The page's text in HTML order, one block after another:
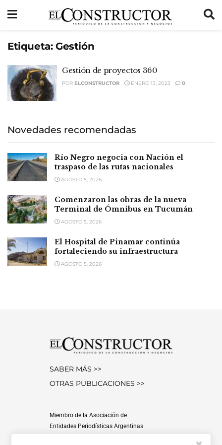
Etiqueta: Gestión
Gestión de proyectos 360
POR ELCONSTRUCTOR ENERO 13, 2023 0
Novedades recomendadas
Río Negro negocia con Nación el
traspaso de las rutas nacionales
AGOSTO 5, 2026
Comenzaron las obras de la nueva
Terminal de Ómnibus en Tucumán
AGOSTO 5, 2026
El Hospital de Pinamar continúa
fortaleciendo su infraestructura
AGOSTO 5, 2026
SABER MÁS >>
OTRAS PUBLICACIONES >>
Miembro de la Asociación de
Entidades Periodísticas Argentinas